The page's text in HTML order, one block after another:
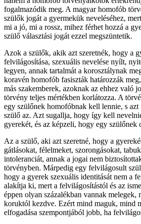
fogalmazódik meg. A magyar homofób
szülők jogát a gyermekük neveléséhez,
mi a jó, mi a rossz, mihez férhet hozzá a
szülő választási jogát ezzel megszüntetik.
Azok a szülők, akik azt szeretnék, hogy a
felvilágosítása, szexuális nevelése nyílt,
legyen, annak tartalmát a korosztálynak
koravén homofób fasiszták határozzák
más szakemberek, azoknak az ehhez való
törvény teljes mértékben korlátozza. A
egy szülőnek homofóbnak kell lennie, s
szülő az. Azt sugallja, hogy így kell
gyerekét, és az képzeli, hogy egy szülőnek
Az a szülő, aki azt szeretné, hogy a
gátlásokat, félelmeket, szorongásokat,
intoleranciát, annak a jogai nem
törvényben. Márpedig egy felvilágosult
hogy a gyerek szexuális identitását nem a
alakítja ki, mert a felvilágosítástól és az
éppen olyan százalékban vannak melegek,
koruktól kezdve. Ezért mind maguk, mind
elfogadása szempontjából jobb, ha